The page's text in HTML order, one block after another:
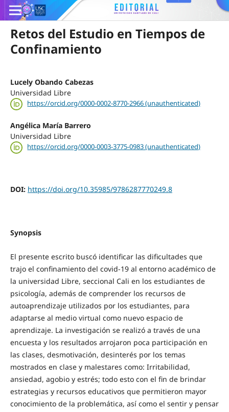
Retos del Estudio en Tiempos de
Confinamiento
Lucely Obando Cabezas
Universidad Libre
https://orcid.org/0000-0002-8770-2966 (unauthenticated)
Angélica María Barrero
Universidad Libre
https://orcid.org/0000-0003-3775-0983 (unauthenticated)
DOI: https://doi.org/10.35985/9786287770249.8
Synopsis
El presente escrito buscó identificar las dificultades que
trajo el confinamiento del covid-19 al entorno académico de
la universidad Libre, seccional Cali en los estudiantes de
psicología, además de comprender los recursos de
autoaprendizaje utilizados por los estudiantes, para
adaptarse al medio virtual como nuevo espacio de
aprendizaje. La investigación se realizó a través de una
encuesta y los resultados arrojaron poca participación en
las clases, desmotivación, desinterés por los temas
mostrados en clase y malestares como: Irritabilidad,
ansiedad, agobio y estrés; todo esto con el fin de brindar
estrategias y recursos educativos que permitieron mayor
conocimiento de la problemática, así como el sentir y pensar